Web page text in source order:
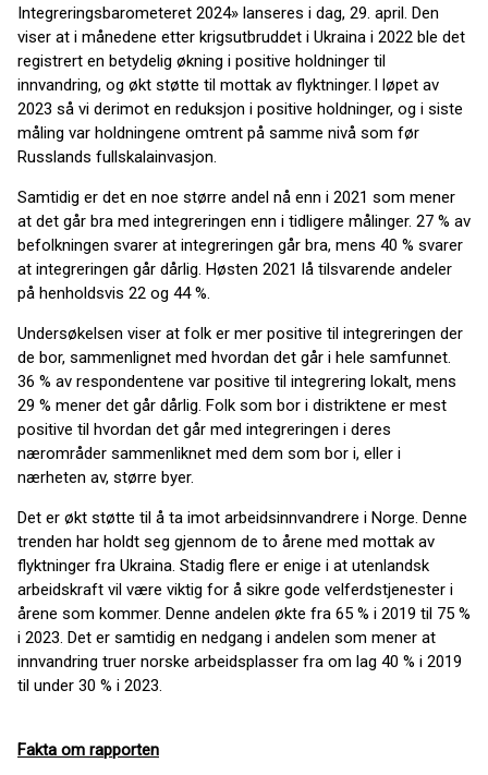
Integreringsbarometeret 2024» lanseres i dag, 29. april. Den
viser at i månedene etter krigsutbruddet i Ukraina i 2022 ble det
registrert en betydelig økning i positive holdninger til
innvandring, og økt støtte til mottak av flyktninger. I løpet av
2023 så vi derimot en reduksjon i positive holdninger, og i siste
måling var holdningene omtrent på samme nivå som før
Russlands fullskalainvasjon.
Samtidig er det en noe større andel nå enn i 2021 som mener
at det går bra med integreringen enn i tidligere målinger. 27 % av
befolkningen svarer at integreringen går bra, mens 40 % svarer
at integreringen går dårlig. Høsten 2021 lå tilsvarende andeler
på henholdsvis 22 og 44 %.
Undersøkelsen viser at folk er mer positive til integreringen der
de bor, sammenlignet med hvordan det går i hele samfunnet.
36 % av respondentene var positive til integrering lokalt, mens
29 % mener det går dårlig. Folk som bor i distriktene er mest
positive til hvordan det går med integreringen i deres
nærområder sammenliknet med dem som bor i, eller i
nærheten av, større byer.
Det er økt støtte til å ta imot arbeidsinnvandrere i Norge. Denne
trenden har holdt seg gjennom de to årene med mottak av
flyktninger fra Ukraina. Stadig flere er enige i at utenlandsk
arbeidskraft vil være viktig for å sikre gode velferdstjenester i
årene som kommer. Denne andelen økte fra 65 % i 2019 til 75 %
i 2023. Det er samtidig en nedgang i andelen som mener at
innvandring truer norske arbeidsplasser fra om lag 40 % i 2019
til under 30 % i 2023.
Fakta om rapporten